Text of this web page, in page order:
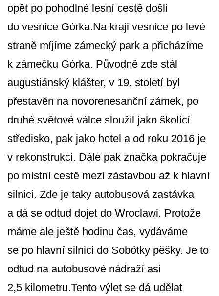
opět po pohodlné lesní cestě došli
do vesnice Górka.Na kraji vesnice po levé
straně míjíme zámecký park a přicházíme
k zámečku Górka. Původně zde stál
augustiánský klášter, v 19. století byl
přestavěn na novorenesanční zámek, po
druhé světové válce sloužil jako školící
středisko, pak jako hotel a od roku 2016 je
v rekonstrukci. Dále pak značka pokračuje
po místní cestě mezi zástavbou až k hlavní
silnici. Zde je taky autobusová zastávka
a dá se odtud dojet do Wroclawi. Protože
máme ale ještě hodinu čas, vydáváme
se po hlavní silnici do Sobótky pěšky. Je to
odtud na autobusové nádraží asi
2,5 kilometru.Tento výlet se dá udělat